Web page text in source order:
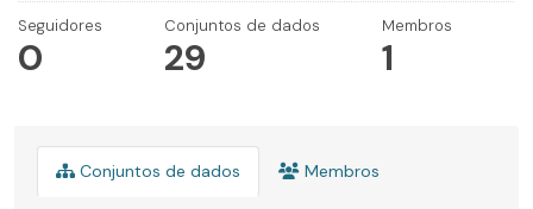
Seguidores
0
Conjuntos de dados
29
Membros
1
Conjuntos de dados Membros